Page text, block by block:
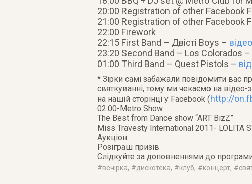
20:00 Registration of other Facebook
21:00 Registration of other Facebook
22:00 Firework
22:15 First Band – Двісті Boys –
23:20 Second Band – Los Colorados –
01:00 Third Band – Quest Pistols –
* Зірки самі забажали повідомити вас
святкуванні, тому ми чекаємо на відео-
на нашій сторінці у Facebook (http://
02:00-Metro Show
The Best from Dance show “ART BizZ”
Miss Travesty International 2011- LOLITA
Аукціон
Розіграш призів
Слідкуйте за доповненнями до
#вечірка, #дискотека, #клуб, #концерт, #